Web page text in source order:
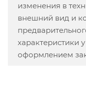
изменения в
внешний вид и
характеристики
оформлением